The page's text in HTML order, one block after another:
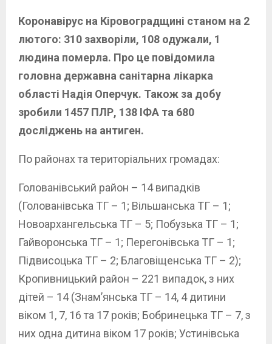
Коронавірус на Кіровоградщині станом на 2
лютого: 310 захворіли, 108 одужали, 1
людина померла. Про це повідомила
головна державна санітарна лікарка
області Надія Оперчук. Також за добу
зробили 1457 ПЛР, 138 ІФА та 680
досліджень на антиген.
По районах та територіальних громадах:
Голованівський район – 14 випадків
(Голованівська ТГ – 1; Вільшанська ТГ – 1;
Новоархангельська ТГ – 5; Побузька ТГ – 1;
Гайворонська ТГ – 1; Перегонівська ТГ – 1;
Підвисоцька ТГ – 2; Благовіщенська ТГ – 2);
Кропивницький район – 221 випадок, з них
дітей – 14 (Знам’янська ТГ – 14, 4 дитини
віком 1, 7, 16 та 17 років; Бобринецька ТГ – 7, з
них одна дитина віком 17 років; Устинівська